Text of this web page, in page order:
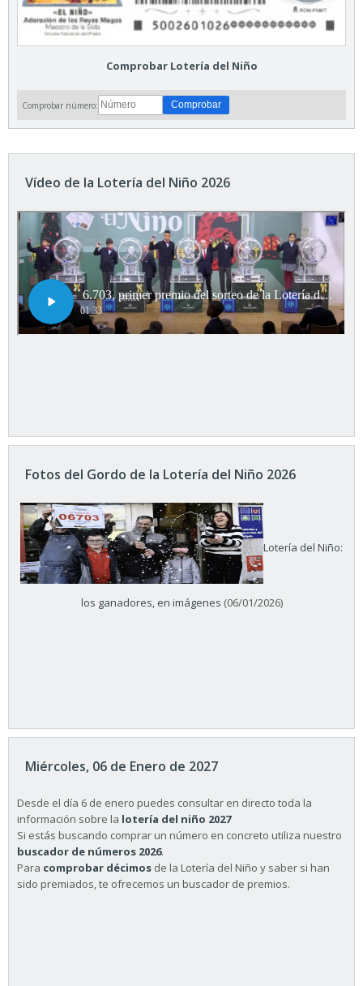
Comprobar Lotería del Niño
Comprobar número:
Vídeo de la Lotería del Niño 2026
Fotos del Gordo de la Lotería del Niño 2026
Lotería del Niño:
los ganadores, en imágenes (06/01/2026)
Miércoles, 06 de Enero de 2027
Desde el día 6 de enero puedes consultar en directo toda la
información sobre la lotería del niño 2027
Si estás buscando comprar un número en concreto utiliza nuestro
buscador de números 2026.
Para comprobar décimos de la Lotería del Niño y saber si han
sido premiados, te ofrecemos un buscador de premios.